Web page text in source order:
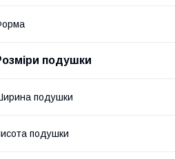
подушки
подушки
подушки